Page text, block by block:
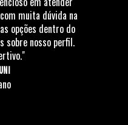
muita dúvida na
opções dentro do
sobre nosso perfil.